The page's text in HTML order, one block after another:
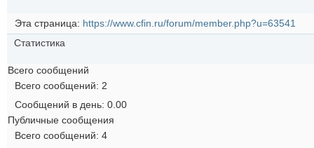
Эта страница https://www.cfin.ru/forum/member.php?u=63541
Статистика
Всего сообщений
Всего сообщений 2
Сообщений в день 0.00
Публичные сообщения
Всего сообщений 4